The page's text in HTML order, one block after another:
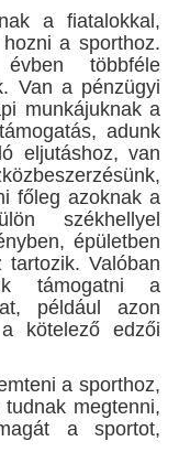
a fiatalokkal,
a sporthoz.
többféle
Van a pénzügyi
munkájuknak a
adunk
eljutáshoz, van
főleg azoknak a
székhellyel
épületben
tartozik. Valóban
támogatni a
például azon
kötelező edzői
a sporthoz,
megtenni,
a sportot,